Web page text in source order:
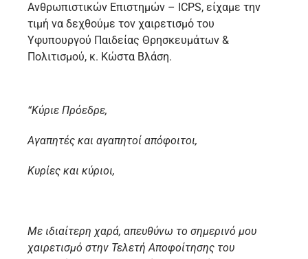
Ανθρωπιστικών Επιστημών – ICPS, είχαμε την
τιμή να δεχθούμε τον χαιρετισμό του
Υφυπουργού Παιδείας Θρησκευμάτων &
Πολιτισμού, κ. Κώστα Βλάση.
“Κύριε Πρόεδρε,
Αγαπητές και αγαπητοί απόφοιτοι,
Κυρίες και κύριοι,
Με ιδιαίτερη χαρά, απευθύνω το σημερινό μου
χαιρετισμό στην Τελετή Αποφοίτησης του